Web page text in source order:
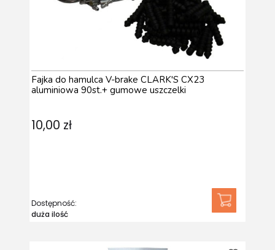
Fajka do hamulca V-brake CLARK'S CX23
aluminiowa 90st.+ gumowe uszczelki
10,00 zł
Dostępność:
duża ilość